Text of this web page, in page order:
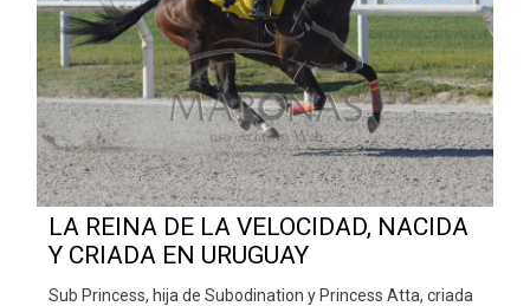
LA REINA DE LA VELOCIDAD, NACIDA
Y CRIADA EN URUGUAY
Sub Princess, hija de Subodination y Princess Atta, criada